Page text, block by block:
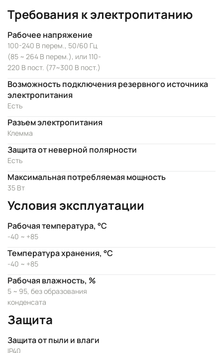
Требования к электропитанию
Рабочее напряжение
100-240 В перем., 50/60 Гц
(85 ~ 264 В перем.), или 110-
220 В пост. (77~300 В пост.)
Возможность подключения резервного источника
электропитания
Есть
Разъем электропитания
Клемма
Защита от неверной полярности
Есть
Максимальная потребляемая мощность
35 Вт
Условия эксплуатации
Рабочая температура, °C
-40 ~ +85
Температура хранения, °C
-40 ~ +85
Рабочая влажность, %
5 ~ 95, без образования
конденсата
Защита
Защита от пыли и влаги
IP40